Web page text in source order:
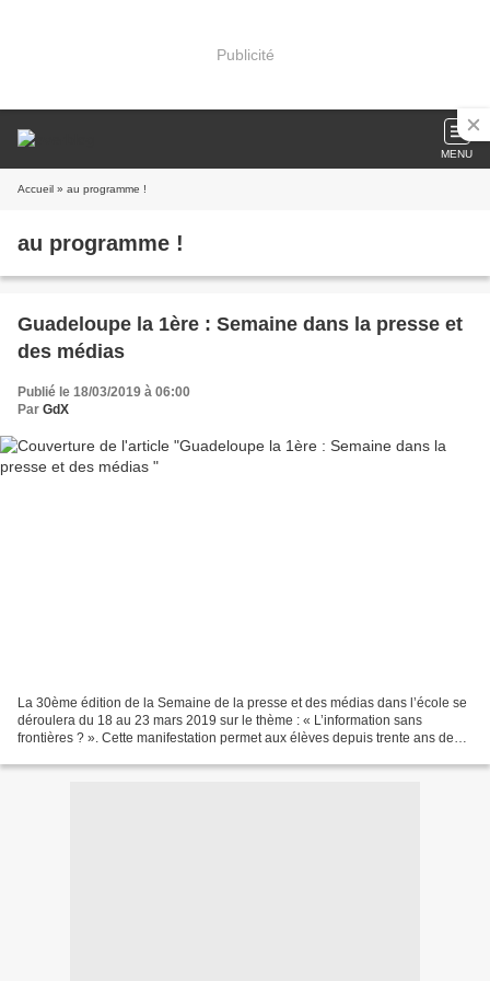
Publicité
MENU
Accueil » au programme !
au programme !
Guadeloupe la 1ère : Semaine dans la presse et
des médias
Publié le 18/03/2019 à 06:00
Par GdX
La 30ème édition de la Semaine de la presse et des médias dans l’école se
déroulera du 18 au 23 mars 2019 sur le thème : « L’information sans
frontières ? ». Cette manifestation permet aux élèves depuis trente ans de